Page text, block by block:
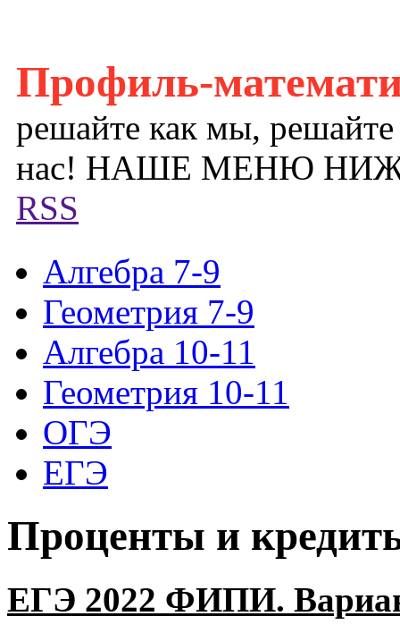
Профиль-
решайте как мы,
нас! НАШЕ МЕНЮ
RSS
Алгебра 7-9
Геометрия 7-9
Алгебра 10-11
Геометрия 10-11
ОГЭ
ЕГЭ
Проценты и
ЕГЭ 2022 ФИПИ.